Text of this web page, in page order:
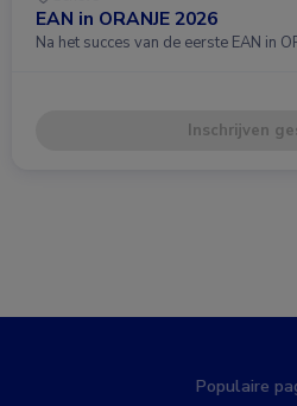
EAN in ORANJE 2026
Na het succes van de eerste EAN in
Inschrijven
Populaire